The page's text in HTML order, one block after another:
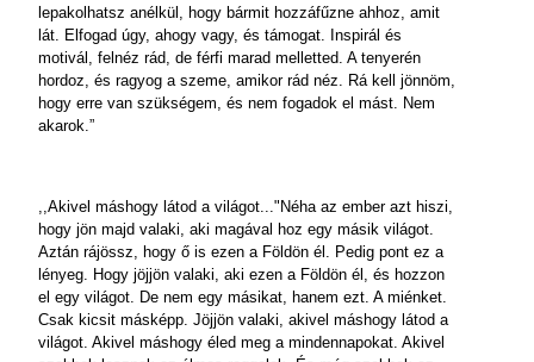
lepakolhatsz anélkül, hogy bármit hozzáfűzne ahhoz, amit
lát. Elfogad úgy, ahogy vagy, és támogat. Inspirál és
motivál, felnéz rád, de férfi marad melletted. A tenyerén
hordoz, és ragyog a szeme, amikor rád néz. Rá kell jönnöm,
hogy erre van szükségem, és nem fogadok el mást. Nem
akarok.”
,,Akivel máshogy látod a világot..."Néha az ember azt hiszi,
hogy jön majd valaki, aki magával hoz egy másik világot.
Aztán rájössz, hogy ő is ezen a Földön él. Pedig pont ez a
lényeg. Hogy jöjjön valaki, aki ezen a Földön él, és hozzon
el egy világot. De nem egy másikat, hanem ezt. A miénket.
Csak kicsit másképp. Jöjjön valaki, akivel máshogy látod a
világot. Akivel máshogy éled meg a mindennapokat. Akivel